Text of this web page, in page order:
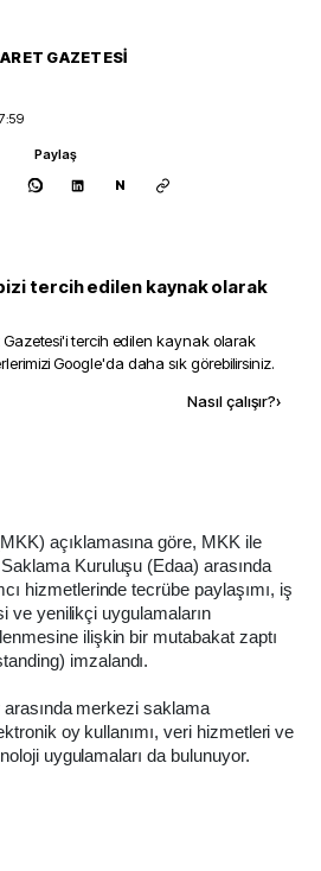
GAZETESI
Paylaş
N
tercih edilen kaynak olarak
'i tercih edilen kaynak olarak
Google'da daha sık görebilirsiniz.
Nasıl çalışır?›
açıklamasına göre, MKK ile
Kuruluşu (Edaa) arasında
hizmetlerinde tecrübe paylaşımı, iş
ve yenilikçi uygulamaların
ilişkin bir mutabakat zaptı
imzalandı.
merkezi saklama
oy kullanımı, veri hizmetleri ve
uygulamaları da bulunuyor.